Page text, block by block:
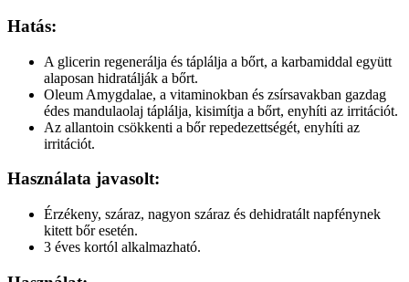
Hatás:
A glicerin regenerálja és táplálja a bőrt, a karbamiddal együtt
alaposan hidratálják a bőrt.
Oleum Amygdalae, a vitaminokban és zsírsavakban gazdag
édes mandulaolaj táplálja, kisimítja a bőrt, enyhíti az irritációt.
Az allantoin csökkenti a bőr repedezettségét, enyhíti az
irritációt.
Használata javasolt:
Érzékeny, száraz, nagyon száraz és dehidratált napfénynek
kitett bőr esetén.
3 éves kortól alkalmazható.